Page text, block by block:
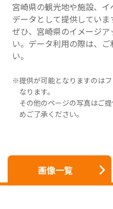
宮崎県の観光地や施設、
データとして提供していま
ぜひ、宮崎県のイメージ
い。データ利用の際は、
い。
提供が可能となりますのは
なります。
その他のページの写真はご
めご了承ください。
画像一覧